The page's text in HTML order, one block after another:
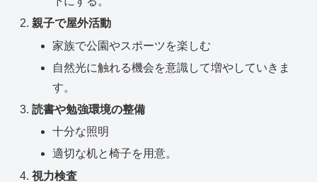
親子で屋外活動
家族で公園やスポーツを楽しむ
自然光に触れる機会を意識して増やしていきま
す。
読書や勉強環境の整備
十分な照明
適切な机と椅子を用意。
視力検査